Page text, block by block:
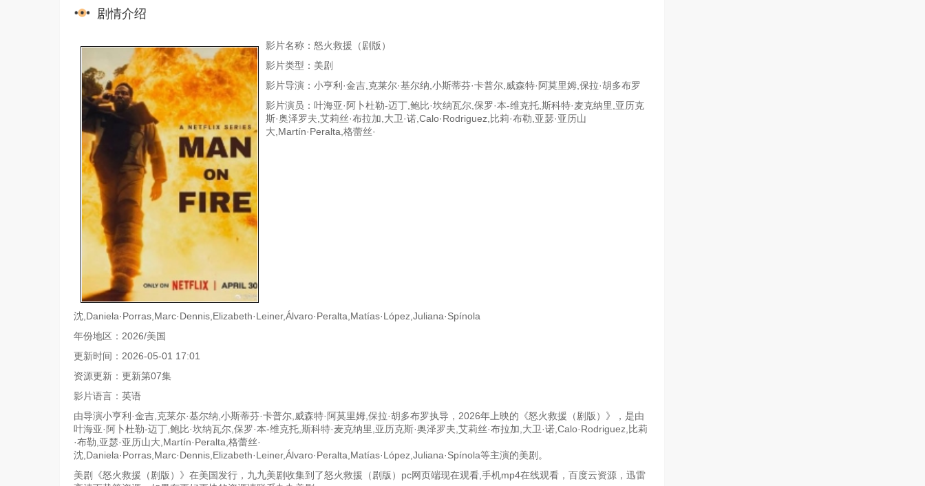
剧情介绍
影片名称：怒火救援（剧版）
影片类型：美剧
影片导演：小亨利·金吉,克莱尔·基尔纳,小斯蒂芬·卡普尔,威森特·阿莫里姆,保拉·胡多布罗
影片演员：叶海亚·阿卜杜勒-迈丁,鲍比·坎纳瓦尔,保罗·本-维克托,斯科特·麦克纳里,亚历克
斯·奥泽罗夫,艾莉丝·布拉加,大卫·诺,Calo·Rodriguez,比莉·布勒,亚瑟·亚历山
大,Martín·Peralta,格蕾丝·
沈,Daniela·Porras,Marc·Dennis,Elizabeth·Leiner,Álvaro·Peralta,Matías·López,Juliana·Spínola
年份地区：2026/美国
更新时间：2026-05-01 17:01
资源更新：更新第07集
影片语言：英语
由导演小亨利·金吉,克莱尔·基尔纳,小斯蒂芬·卡普尔,威森特·阿莫里姆,保拉·胡多布罗执导，2026年上映的《怒火救援（剧版）》，是由
叶海亚·阿卜杜勒-迈丁,鲍比·坎纳瓦尔,保罗·本-维克托,斯科特·麦克纳里,亚历克斯·奥泽罗夫,艾莉丝·布拉加,大卫·诺,Calo·Rodriguez,比莉
·布勒,亚瑟·亚历山大,Martín·Peralta,格蕾丝·
沈,Daniela·Porras,Marc·Dennis,Elizabeth·Leiner,Álvaro·Peralta,Matías·López,Juliana·Spínola等主演的美剧。
美剧《怒火救援（剧版）》在美国发行，九九美剧收集到了怒火救援（剧版）pc网页端现在观看,手机mp4在线观看，百度云资源，迅雷